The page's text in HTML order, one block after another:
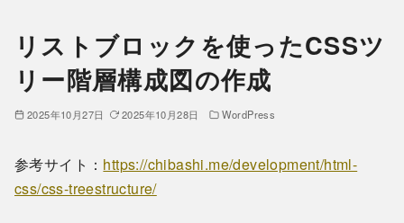
リストブロックを使ったCSSツ
リー階層構成図の作成
2025年10月27日 2025年10月28日 WordPress
参考サイト： https://chibashi.me/development/html-
css/css-treestructure/